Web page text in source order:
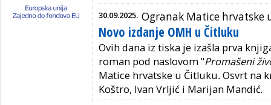
30.09.2025. Ogranak Matice hrvatske
Novo izdanje OMH u Čitluku
Ovih dana iz tiska je izašla prva
roman pod naslovom "Promašeni
Matice hrvatske u Čitluku.Osvrt na
Koštro, Ivan Vrljić i Marijan Mandić.